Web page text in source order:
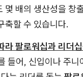
몇 배의 생산성을 창
축할 수 있습니다.
라 팔로워십과 리더
들어, 신입이나 주니